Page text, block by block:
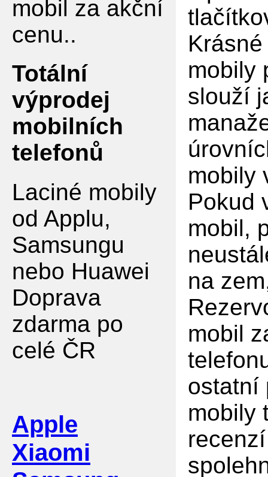
mobil za akční
cenu..
Totální
výprodej
mobilních
telefonů
Laciné mobily
od Applu,
Samsungu
nebo Huawei
Doprava
zdarma po
celé ČR
Apple
Xiaomi
mobily
slouží
mobily
Pokud
mobil,
na
mobil
ostatní
mobily